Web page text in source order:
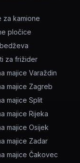
za kamione
pločice
za frižider
majice Varaždin
majice Zagreb
majice Split
majice Rijeka
majice Osijek
majice Zadar
majice Čakovec